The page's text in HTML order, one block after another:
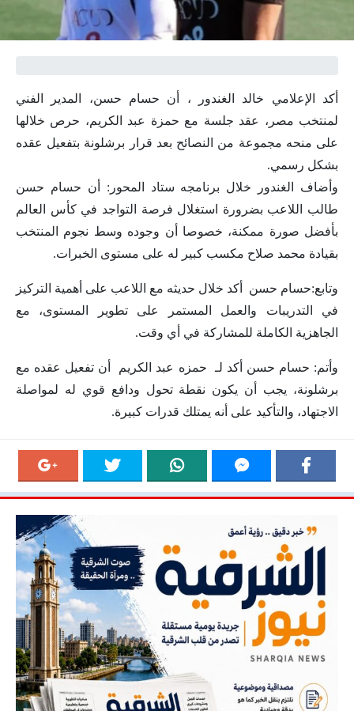
أكد الإعلامي خالد الغندور ، أن حسام حسن، المدير الفني
لمنتخب مصر، عقد جلسة مع حمزة عبد الكريم، حرص خلالها
على منحه مجموعة من النصائح بعد قرار برشلونة بتفعيل عقده
بشكل رسمي.
وأضاف الغندور خلال برنامجه ستاد المحور: أن حسام حسن
طالب اللاعب بضرورة استغلال فرصة التواجد في كأس العالم
بأفضل صورة ممكنة، خصوصا أن وجوده وسط نجوم المنتخب
بقيادة محمد صلاح مكسب كبير له على مستوى الخبرات.
وتابع:حسام حسن أكد خلال حديثه مع اللاعب على أهمية التركيز
في التدريبات والعمل المستمر على تطوير المستوى، مع
الجاهزية الكاملة للمشاركة في أي وقت.
وأتم: حسام حسن أكد لـ حمزه عبد الكريم أن تفعيل عقده مع
برشلونة، يجب أن يكون نقطة تحول ودافع قوي له لمواصلة
الاجتهاد، والتأكيد على أنه يمتلك قدرات كبيرة.